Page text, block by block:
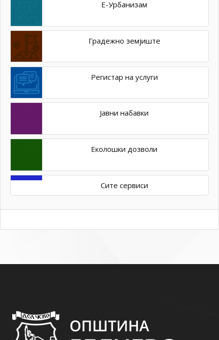
Е-Урбанизам
Градежно земјиште
Регистар на услуги
Јавни набавки
Еколошки дозволи
Сите сервиси